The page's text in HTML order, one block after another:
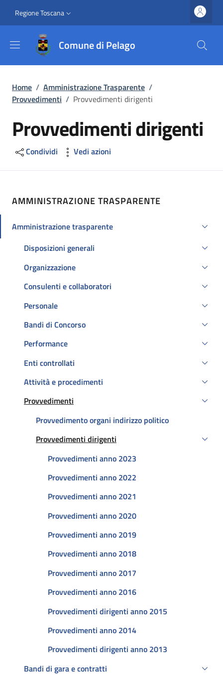
Slim top
Regione Toscana
Comune di Pelago
Briciole di pane
Home / Amministrazione Trasparente /
Provvedimenti / Provvedimenti dirigenti
Provvedimenti dirigenti
Condividi Vedi azioni
AMMINISTRAZIONE TRASPARENTE
Amministrazione trasparente
Attivo
Disposizioni generali
Organizzazione
Consulenti e collaboratori
Personale
Bandi di Concorso
Performance
Enti controllati
Attività e procedimenti
Provvedimenti
Attivo
Provvedimento organi indirizzo politico
Provvedimenti dirigenti
Attivo
Provvedimenti anno 2023
Provvedimenti anno 2022
Provvedimenti anno 2021
Provvedimenti anno 2020
Provvedimenti anno 2019
Provvedimenti anno 2018
Provvedimenti anno 2017
Provvedimenti anno 2016
Provvedimenti dirigenti anno 2015
Provvedimenti anno 2014
Provvedimenti dirigenti anno 2013
Bandi di gara e contratti